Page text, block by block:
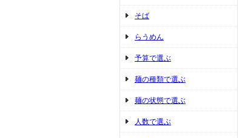
そば
らうめん
予算で選ぶ
麺の種類で選ぶ
麺の状態で選ぶ
人数で選ぶ